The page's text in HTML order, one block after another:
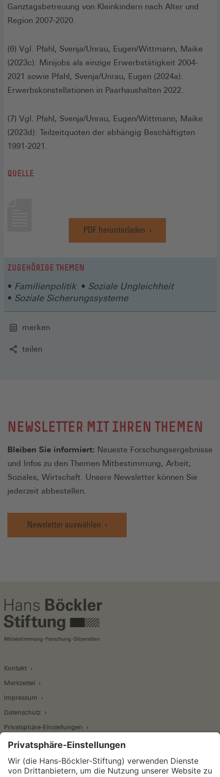
Ganztagsbetreuung von Kleinkindern nach Alter und
Region 2007-2020.
(6) Vgl. Pfahl, Svenja/Unrau, Eugen/Wittmann, Maike
(2023c): Minijobs als einzige Erwerbstätigkeit 2004-
2021 sowie Pfahl, Svenja/Unrau, Eugen (2024a):
Erwerbskonstellationen in Paarhaushalten 2022.
(7) Vgl. Pfahl, Svenja/Unrau, Eugen/Wittmann, Maike
(2023d): Teilzeitquoten der abhängig Beschäftigten
1991-2021.
QUELLE
PDF herunterladen
(Öffnet
in
ZUGEHÖRIGE THEMEN
Familienpolitik
Soziale Ungleichheit
Soziale Sicherungssysteme
merken
teilen
NEWSLETTER MIT IHREN THEMEN
Bleiben Sie informiert: Neueste Forschungsergebnisse
und Infos zu den Themen Mitbestimmung, Arbeit,
Soziales, Wirtschaft. Unsere Newsletter können Sie
jederzeit abbestellen.
Newsletter auswählen
Kontakt
Merkzettel
Impressum
Datenschutz
Privatsphäre-Einstellungen
Wirtschafts- und Sozialwissenschaftliches Institut